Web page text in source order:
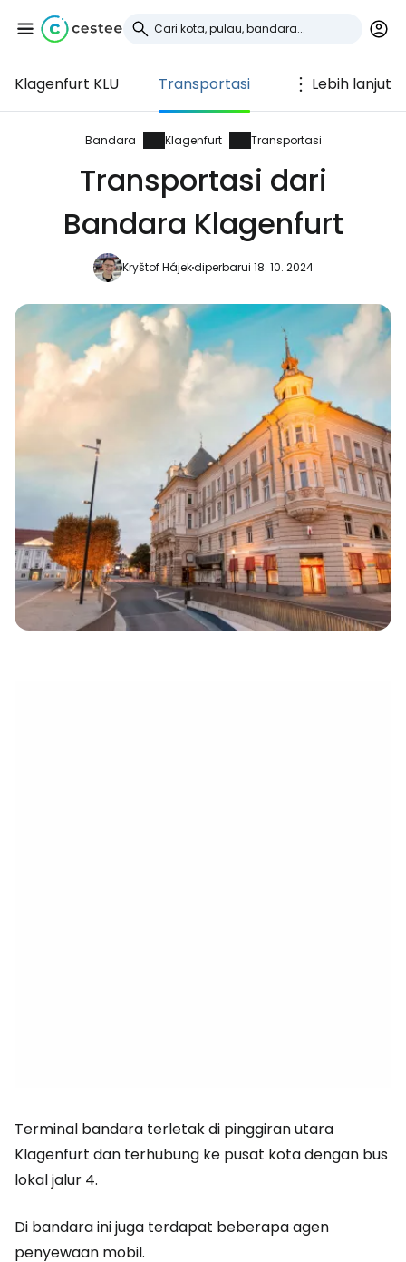
Klagenfurt KLU Transportasi Lebih lanjut
Bandara Klagenfurt Transportasi
Transportasi dari
Bandara Klagenfurt
Kryštof Hájekdiperbarui 18. 10. 2024
Terminal bandara terletak di pinggiran utara
Klagenfurt dan terhubung ke pusat kota dengan bus
lokal jalur 4.
Di bandara ini juga terdapat beberapa agen
penyewaan mobil.
Masuk ke Cestee
... komunitas perjalanan di seluruh dunia
Lanjutkan dengan Google
Lanjutkan dengan Facebook
Lanjutkan dengan email